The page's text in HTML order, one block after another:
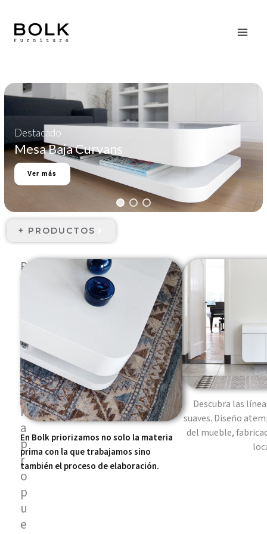
Destacado
Mesa Baja Curvans
Ver más
+ PRODUCTOS
B
r
a
e
u
n
a
p
r
o
p
u
e
En Bolk priorizamos no solo la materia
prima con la que trabajamos sino
también el proceso de elaboración.
Descubra las
suaves. Diseño
del mueble,